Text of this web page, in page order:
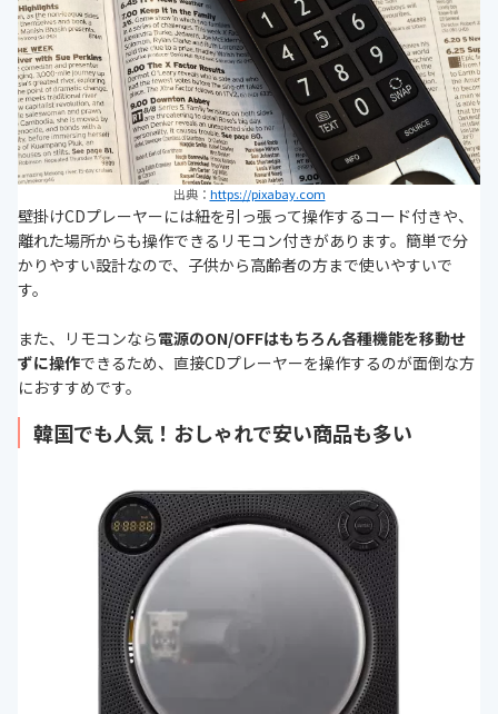
出典： https://pixabay.com
壁掛けCDプレーヤーには紐を引っ張って操作するコード付きや、
離れた場所からも操作できるリモコン付きがあります。簡単で分
かりやすい設計なので、子供から高齢者の方まで使いやすいで
す。
また、リモコンなら電源のON/OFFはもちろん各種機能を移動せ
ずに操作できるため、直接CDプレーヤーを操作するのが面倒な方
におすすめです。
韓国でも人気！おしゃれで安い商品も多い